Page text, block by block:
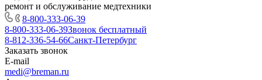
ремонт и обслуживание медтехники
8-800-333-06-39
8-800-333-06-39Звонок бесплатный
8-812-336-54-66Санкт-Петербург
Заказать звонок
E-mail
medi@breman.ru